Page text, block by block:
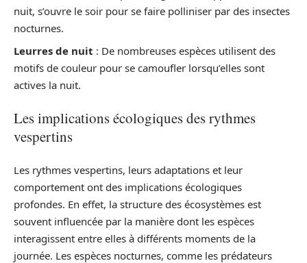
nuit, s’ouvre le soir pour se faire polliniser par des insectes
nocturnes.
Leurres de nuit : De nombreuses espèces utilisent des
motifs de couleur pour se camoufler lorsqu’elles sont
actives la nuit.
Les implications écologiques des rythmes
vespertins
Les rythmes vespertins, leurs adaptations et leur
comportement ont des implications écologiques
profondes. En effet, la structure des écosystèmes est
souvent influencée par la manière dont les espèces
interagissent entre elles à différents moments de la
journée. Les espèces nocturnes, comme les prédateurs